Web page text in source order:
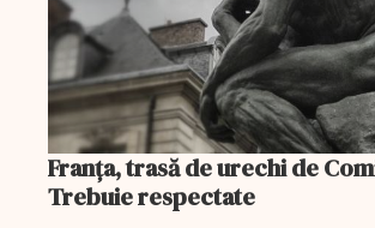
Franța, trasă de urechi de
Trebuie respectate